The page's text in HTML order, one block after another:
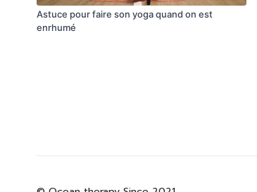
Astuce pour faire son yoga quand on est
enrhumé